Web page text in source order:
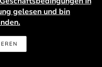
gelesen und bin